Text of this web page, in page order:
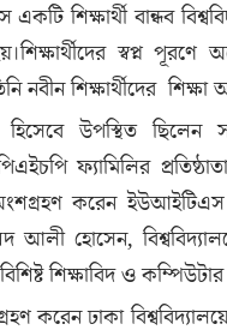
শিক্ষার্থী বান্ধব
স্বপ্ন
নবীন শিক্ষার্থীদের
উপস্থিত ছিলেন
ফ্যামিলির
করেন ইউআইটিএস
আলী হোসেন,
শিক্ষাবিদ ও
করেন ঢাকা